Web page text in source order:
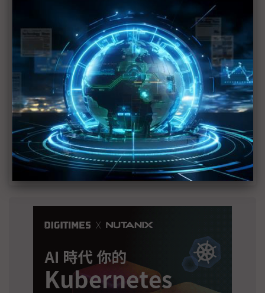
2027全年記憶體產能提前售罄 買家「祕而不
宣」只怕買不夠
英特爾EMIB良率達標 聯發科第2代ASIC產品
2028準時量產
SpaceX晶片採購大轉向 Elon Musk捨超微全面
採用NVIDIA
光進銅退更明確？ 聯發科估SerDes 448G為銅
線「最終戰場」